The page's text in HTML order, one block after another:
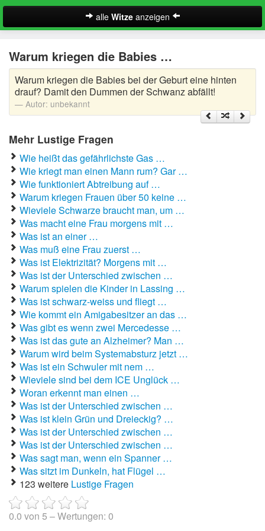
alle Witzeanzeigen
A-Klasse Witze
Akademiker Witze
Al Bundy Sprüche
Alle Kinder Sprüche
Anrufbeantworter Ansagen
Antiwitze
Anwaltswitze
Arbeitswitze
Arztwitze
Autoaufkleber Sprüche
Bankerwitze
Bart Simpson Sprüche
Bauernregeln
Bauernwitze
Bayern Witze
Beamtenwitze
Bierwitze
Bill Clinton Witze
Blondinenwitze
Suche
Warum kriegen die Babies …
Warum kriegen die Babies bei der Geburt eine hinten
drauf? Damit den Dummen der Schwanz abfällt!
Autor: unbekannt
Mehr Lustige Fragen
Wie heißt das gefährlichste Gas …
Wie kriegt man einen Mann rum? Gar …
Wie funktioniert Abtreibung auf …
Warum kriegen Frauen über 50 keine …
Wieviele Schwarze braucht man, um …
Was macht eine Frau morgens mit …
Was ist an einer …
Was muß eine Frau zuerst …
Was ist Elektrizität? Morgens mit …
Was ist der Unterschied zwischen …
Warum spielen die Kinder in Lassing …
Was ist schwarz-weiss und fliegt …
Wie kommt ein Amigabesitzer an das …
Was gibt es wenn zwei Mercedesse …
Was ist das gute an Alzheimer? Man …
Warum wird beim Systemabsturz jetzt …
Was ist ein Schwuler mit nem …
Wieviele sind bei dem ICE Unglück …
Woran erkennt man einen …
Was ist der Unterschied zwischen …
Was ist klein Grün und Dreieckig? …
Was ist der Unterschied zwischen …
Was ist der Unterschied zwischen …
Was sagt man, wenn ein Spanner …
Was sitzt im Dunkeln, hat Flügel …
123 weitere Lustige Fragen
0.0 von 5 – Wertungen: 0